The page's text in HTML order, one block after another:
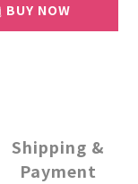
BUY NOW
Shipping &
Payment